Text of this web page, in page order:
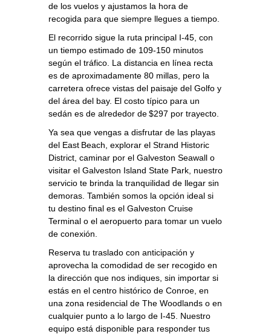
de los vuelos y ajustamos la hora de
recogida para que siempre llegues a tiempo.
El recorrido sigue la ruta principal I‑45, con
un tiempo estimado de 109‑150 minutos
según el tráfico. La distancia en línea recta
es de aproximadamente 80 millas, pero la
carretera ofrece vistas del paisaje del Golfo y
del área del bay. El costo típico para un
sedán es de alrededor de $297 por trayecto.
Ya sea que vengas a disfrutar de las playas
del East Beach, explorar el Strand Historic
District, caminar por el Galveston Seawall o
visitar el Galveston Island State Park, nuestro
servicio te brinda la tranquilidad de llegar sin
demoras. También somos la opción ideal si
tu destino final es el Galveston Cruise
Terminal o el aeropuerto para tomar un vuelo
de conexión.
Reserva tu traslado con anticipación y
aprovecha la comodidad de ser recogido en
la dirección que nos indiques, sin importar si
estás en el centro histórico de Conroe, en
una zona residencial de The Woodlands o en
cualquier punto a lo largo de I‑45. Nuestro
equipo está disponible para responder tus